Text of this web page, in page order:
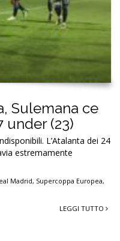
Sulemana ce
under (23)
L’Atalanta dei 24
estremamente
Madrid, Supercoppa Europea,
LEGGI TUTTO